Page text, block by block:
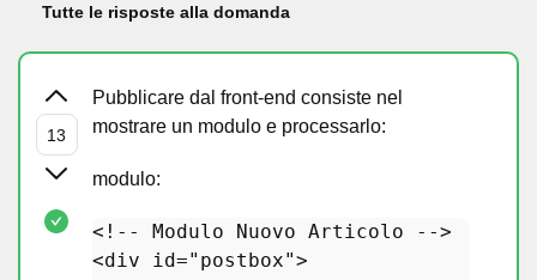
Tutte le risposte alla domanda
Pubblicare dal front-end consiste nel
mostrare un modulo e processarlo:
modulo:
<!-- Modulo Nuovo Articolo -->
<div id="postbox">